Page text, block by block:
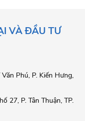
VÀ ĐẦU TƯ
Phú, P. Kiến Hưng,
27, P. Tân Thuận, TP.